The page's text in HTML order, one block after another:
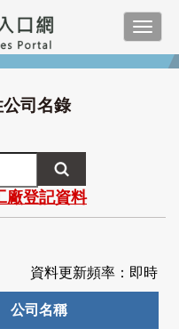
公司名錄
廠登記資料
資料更新頻率：即時
公司名稱